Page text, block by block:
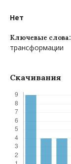
Нет
Ключевые слова:
трансформации
Скачивания